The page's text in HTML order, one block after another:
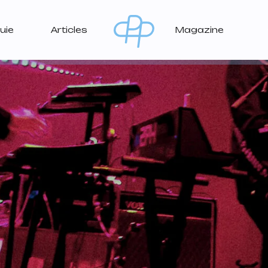
Articles Magazine